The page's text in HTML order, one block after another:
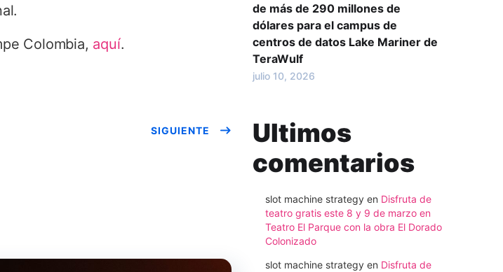
Colombia, aquí.
SIGUIENTE
de más de 290 millones de
dólares para el campus de
centros de datos Lake Mariner de
TeraWulf
julio 10, 2026
Ultimos
comentarios
slot machine strategy en Disfruta de
teatro gratis este 8 y 9 de marzo en
Teatro El Parque con la obra El Dorado
Colonizado
slot machine strategy en Disfruta de